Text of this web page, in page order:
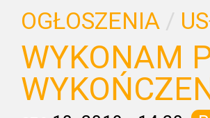
OGŁOSZENIA /
WYKONAM